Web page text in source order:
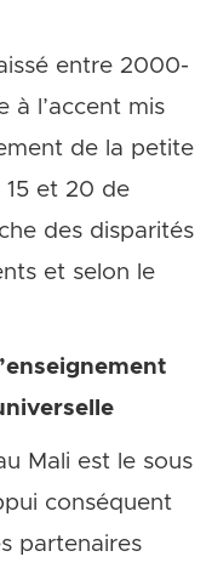
entre 2000-
à l’accent mis
de la petite
15 et 20 de
des disparités
et selon le
Mali est le sous
conséquent
partenaires